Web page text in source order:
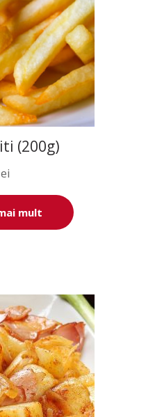
(200g)
mult